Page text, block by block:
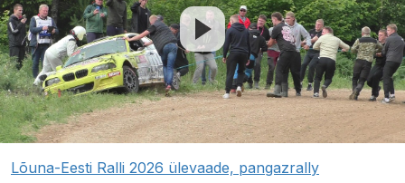
Lõuna-Eesti Ralli 2026 ülevaade, pangazrally